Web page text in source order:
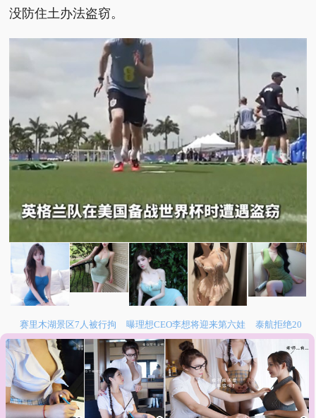
没防住土办法盗窃。
赛里木湖景区7人被行拘 曝理想CEO李想将迎来第六娃 泰航拒绝20
多名中国乘客登机 银鹭回应万元赔偿转账备注顾客敲诈
笔试第一称被
第二名花钱劝弃考
网友评论：